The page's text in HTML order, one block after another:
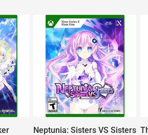
Neptunia: Sisters VS Sisters